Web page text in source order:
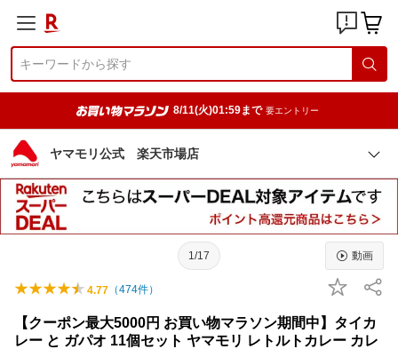
8/11(火)01:59まで 要エントリー
ヤマモリ公式 楽天市場店
1/17 動画
4.77 （474件）
【クーポン最大5000円 お買い物マラソン期間中】タイカ
レー と ガパオ 11個セット ヤマモリ レトルトカレー カレ